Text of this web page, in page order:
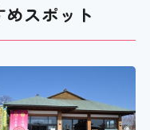
めスポット